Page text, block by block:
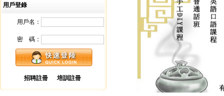
用戶登錄
用戶名：
密 碼：
招聘註冊 培訓註冊